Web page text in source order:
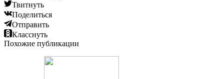
Твитнуть
Поделиться
Отправить
Класснуть
Похожие публикации